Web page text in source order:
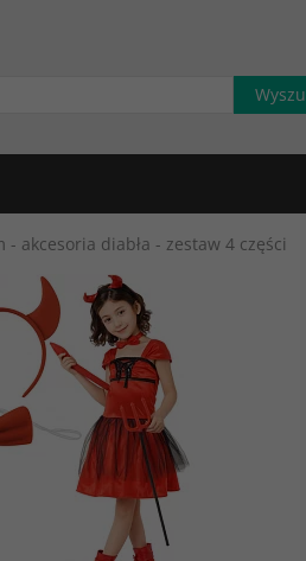
- akcesoria diabła - zestaw 4 części